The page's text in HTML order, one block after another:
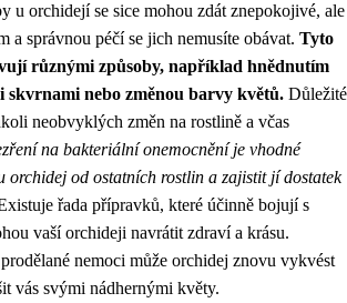
u orchidejí se sice mohou zdát znepokojivé, ale
a správnou péčí se jich nemusíte obávat. Tyto
různými způsoby, například hnědnutím
skvrnami nebo změnou barvy květů. Důležité
neobvyklých změn na rostlině a včas
na bakteriální onemocnění je vhodné
orchidej od ostatních rostlin a zajistit jí dostatek
řada přípravků, které účinně bojují s
vaší orchideji navrátit zdraví a krásu.
nemoci může orchidej znovu vykvést
vás svými nádhernými květy.